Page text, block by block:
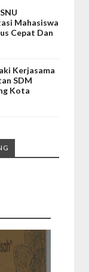
Mahasiswa
Cepat Dan
Kerjasama
SDM
Kota